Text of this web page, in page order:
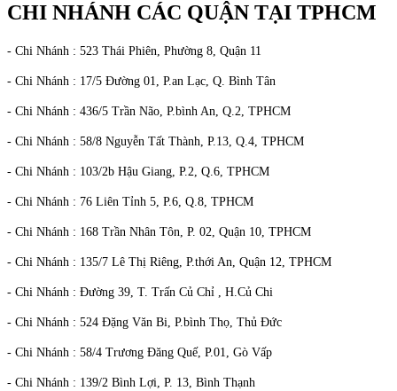
CHI NHÁNH CÁC QUẬN TẠI TPHCM
- Chi Nhánh : 523 Thái Phiên, Phường 8, Quận 11
- Chi Nhánh : 17/5 Đường 01, P.an Lạc, Q. Bình Tân
- Chi Nhánh : 436/5 Trần Não, P.bình An, Q.2, TPHCM
- Chi Nhánh : 58/8 Nguyễn Tất Thành, P.13, Q.4, TPHCM
- Chi Nhánh : 103/2b Hậu Giang, P.2, Q.6, TPHCM
- Chi Nhánh : 76 Liên Tỉnh 5, P.6, Q.8, TPHCM
- Chi Nhánh : 168 Trần Nhân Tôn, P. 02, Quận 10, TPHCM
- Chi Nhánh : 135/7 Lê Thị Riêng, P.thới An, Quận 12, TPHCM
- Chi Nhánh : Đường 39, T. Trấn Củ Chỉ , H.Củ Chi
- Chi Nhánh : 524 Đặng Văn Bi, P.bình Thọ, Thủ Đức
- Chi Nhánh : 58/4 Trương Đăng Quế, P.01, Gò Vấp
- Chi Nhánh : 139/2 Bình Lợi, P. 13, Bình Thạnh